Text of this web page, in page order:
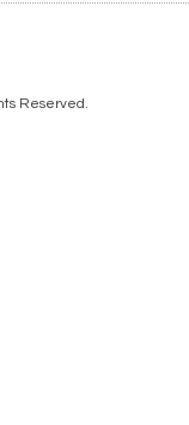
Reserved.